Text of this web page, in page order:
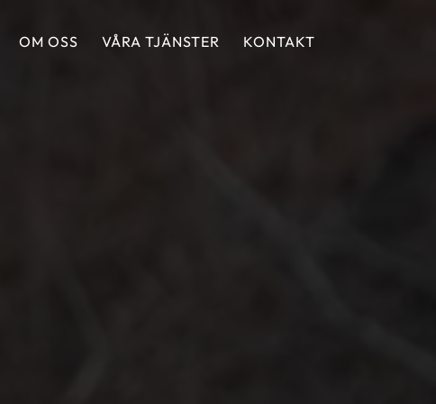
OM OSS VÅRA TJÄNSTER KONTAKT